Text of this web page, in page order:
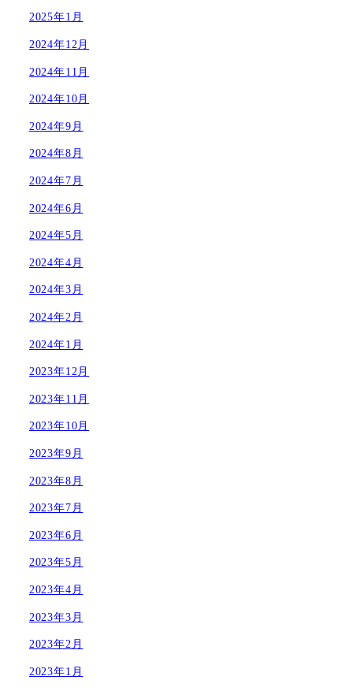
2025年1月
2024年12月
2024年11月
2024年10月
2024年9月
2024年8月
2024年7月
2024年6月
2024年5月
2024年4月
2024年3月
2024年2月
2024年1月
2023年12月
2023年11月
2023年10月
2023年9月
2023年8月
2023年7月
2023年6月
2023年5月
2023年4月
2023年3月
2023年2月
2023年1月